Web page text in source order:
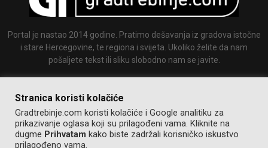
Portal je nastao 2014 godine. Pratimo dešavanja iz gradova istočne
i stare Hercegovine, te regiona i svijeta. Ukoliko želite da nam
pošaljete tekst ili sliku slobodno nam se javite.
Stranica koristi kolačiće
Gradtrebinje.com koristi kolačiće i Google analitiku za
prikazivanje oglasa koji su prilagođeni vama. Kliknite na
dugme Prihvatam kako biste zadržali korisničko iskustvo
prilagođeno vama.